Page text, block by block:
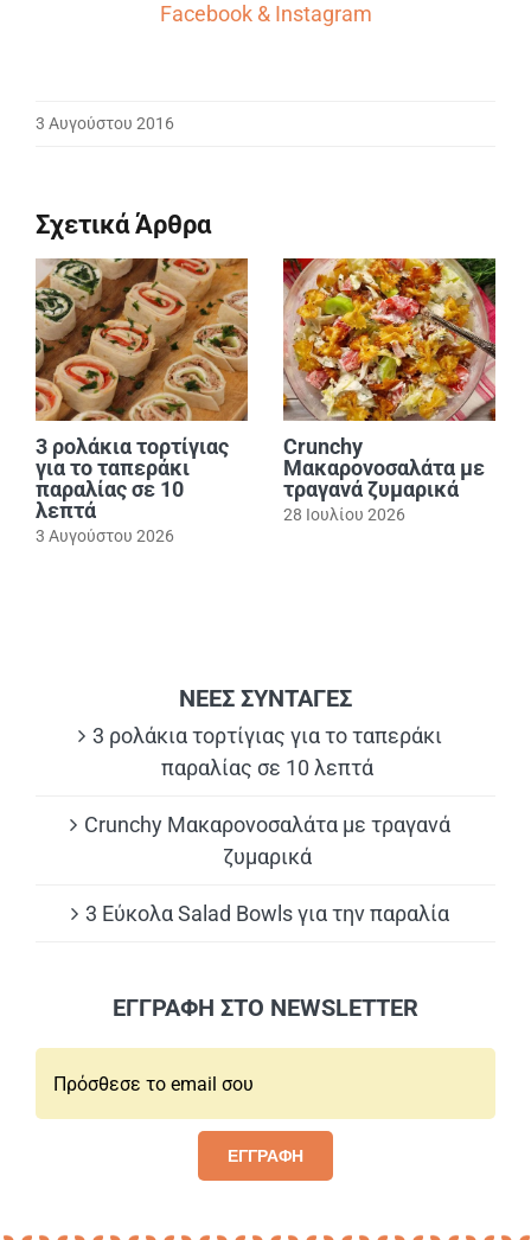
Facebook& Instagram
3 Αυγούστου 2016
Σχετικά Άρθρα
3 ρολάκια τορτίγιας
για το ταπεράκι
παραλίας σε 10
λεπτά
3 Αυγούστου 2026
Crunchy
Μακαρονοσαλάτα με
τραγανά ζυμαρικά
28 Ιουλίου 2026
ΝΕΕΣ ΣΥΝΤΑΓΕΣ
3 ρολάκια τορτίγιας για το ταπεράκι
παραλίας σε 10 λεπτά
Crunchy Μακαρονοσαλάτα με τραγανά
ζυμαρικά
3 Εύκολα Salad Bowls για την παραλία
ΕΓΓΡΑΦΗ ΣΤΟ NEWSLETTER
ΕΓΓΡΑΦΗ